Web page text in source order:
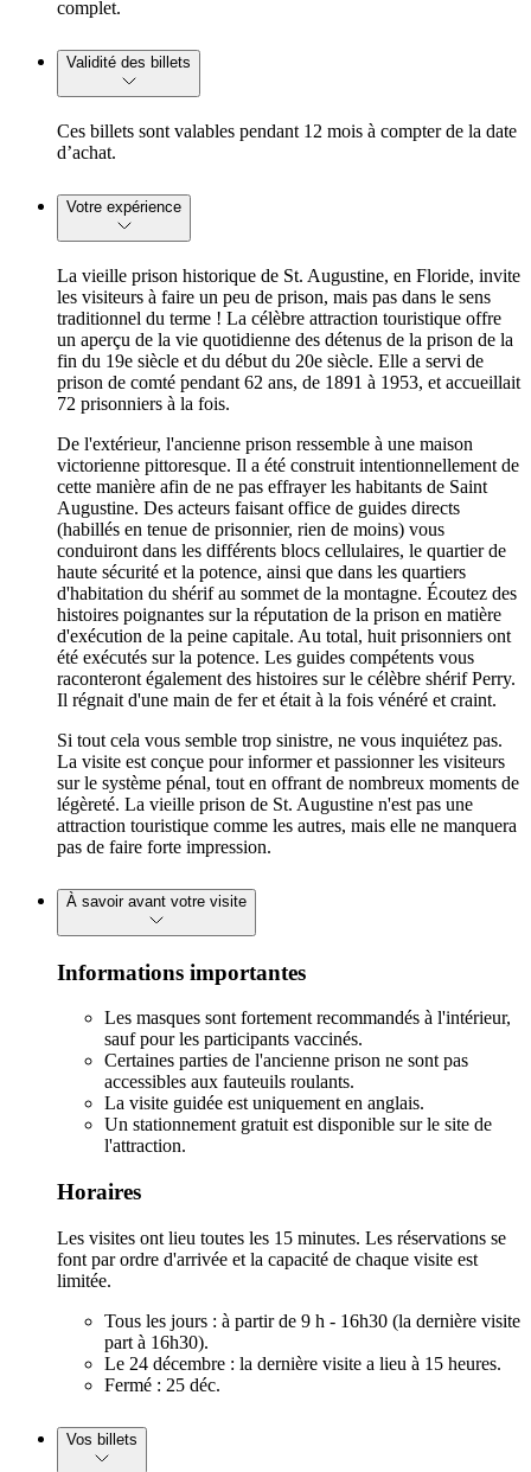
complet.
Validité des billets
Ces billets sont valables pendant 12 mois à compter de la date
d’achat.
Votre expérience
La vieille prison historique de St. Augustine, en Floride, invite
les visiteurs à faire un peu de prison, mais pas dans le sens
traditionnel du terme ! La célèbre attraction touristique offre
un aperçu de la vie quotidienne des détenus de la prison de la
fin du 19e siècle et du début du 20e siècle. Elle a servi de
prison de comté pendant 62 ans, de 1891 à 1953, et accueillait
72 prisonniers à la fois.
De l'extérieur, l'ancienne prison ressemble à une maison
victorienne pittoresque. Il a été construit intentionnellement de
cette manière afin de ne pas effrayer les habitants de Saint
Augustine. Des acteurs faisant office de guides directs
(habillés en tenue de prisonnier, rien de moins) vous
conduiront dans les différents blocs cellulaires, le quartier de
haute sécurité et la potence, ainsi que dans les quartiers
d'habitation du shérif au sommet de la montagne. Écoutez des
histoires poignantes sur la réputation de la prison en matière
d'exécution de la peine capitale. Au total, huit prisonniers ont
été exécutés sur la potence. Les guides compétents vous
raconteront également des histoires sur le célèbre shérif Perry.
Il régnait d'une main de fer et était à la fois vénéré et craint.
Si tout cela vous semble trop sinistre, ne vous inquiétez pas.
La visite est conçue pour informer et passionner les visiteurs
sur le système pénal, tout en offrant de nombreux moments de
légèreté. La vieille prison de St. Augustine n'est pas une
attraction touristique comme les autres, mais elle ne manquera
pas de faire forte impression.
À savoir avant votre visite
Informations importantes
Les masques sont fortement recommandés à l'intérieur,
sauf pour les participants vaccinés.
Certaines parties de l'ancienne prison ne sont pas
accessibles aux fauteuils roulants.
La visite guidée est uniquement en anglais.
Un stationnement gratuit est disponible sur le site de
l'attraction.
Horaires
Les visites ont lieu toutes les 15 minutes. Les réservations se
font par ordre d'arrivée et la capacité de chaque visite est
limitée.
Tous les jours : à partir de 9 h - 16h30 (la dernière visite
part à 16h30).
Le 24 décembre : la dernière visite a lieu à 15 heures.
Fermé : 25 déc.
Vos billets